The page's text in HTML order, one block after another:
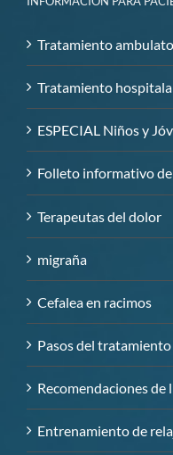
Tratamiento
Tratamiento
ESPECIAL Niños y
Folleto informativo
Terapeutas del dolor
migraña
Cefalea en racimos
Pasos del tratamiento
Recomendaciones de
Entrenamiento de